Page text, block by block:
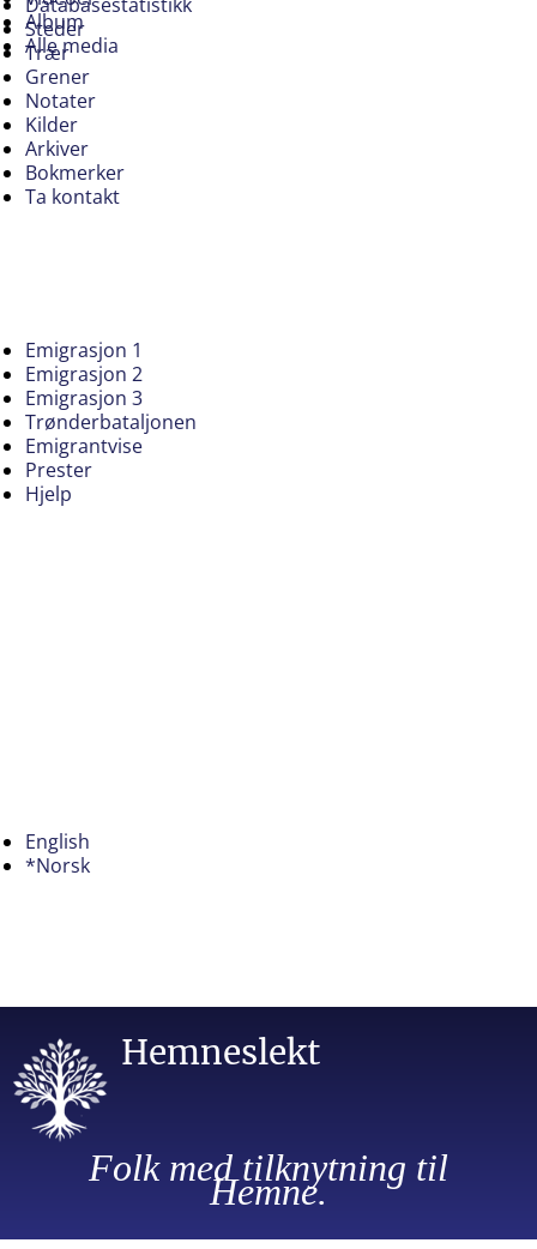
Album
Alle media
Steder
Trær
Grener
Notater
Kilder
Arkiver
Bokmerker
Ta kontakt
Emigrasjon 1
Emigrasjon 2
Emigrasjon 3
Trønderbataljonen
Emigrantvise
Prester
Hjelp
English
*Norsk
Hemneslekt
Folk med tilknytning til
Hemne.